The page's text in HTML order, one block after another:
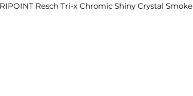
Resch Tri-x Chromic Shiny Crystal